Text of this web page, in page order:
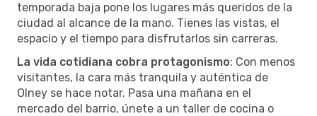
temporada baja pone los lugares más queridos de la
ciudad al alcance de la mano. Tienes las vistas, el
espacio y el tiempo para disfrutarlos sin carreras.
La vida cotidiana cobra protagonismo: Con menos
visitantes, la cara más tranquila y auténtica de
Olney se hace notar. Pasa una mañana en el
mercado del barrio, únete a un taller de cocina o